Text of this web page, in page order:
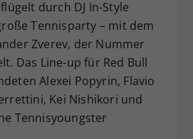
durch DJ In-Style
Tennisparty – mit dem
Zverev, der Nummer
Das Line-up für Red Bull
Alexei Popyrin, Flavio
Kei Nishikori und
Tennisyoungster